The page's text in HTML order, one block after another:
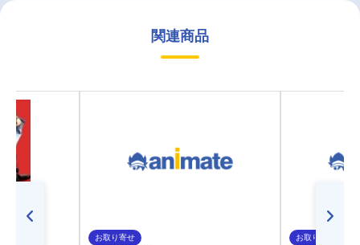
関連商品
お取り寄せ お取り寄せ